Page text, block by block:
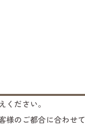
ださい。
のご都合に合わせ